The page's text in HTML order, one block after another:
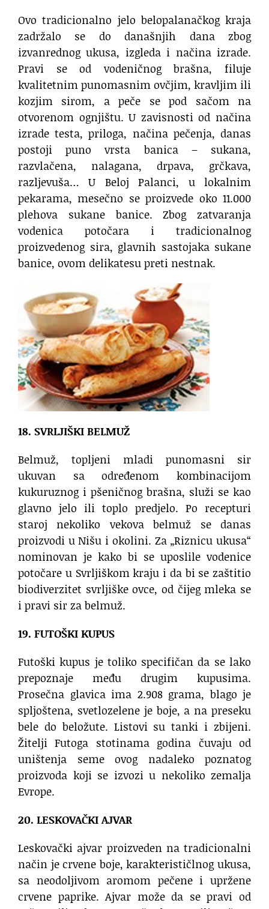
Ovo tradicionalno jelo belopalanačkog kraja
zadržalo se do današnjih dana zbog
izvanrednog ukusa, izgleda i načina izrade.
Pravi se od vodeničnog brašna, filuje
kvalitetnim punomasnim ovčjim, kravljim ili
kozjim sirom, a peče se pod sačom na
otvorenom ognjištu. U zavisnosti od načina
izrade testa, priloga, načina pečenja, danas
postoji puno vrsta banica – sukana,
razvlačena, nalagana, drpava, grčkava,
razljevuša… U Beloj Palanci, u lokalnim
pekarama, mesečno se proizvede oko 11.000
plehova sukane banice. Zbog zatvaranja
vodenica potočara i tradicionalnog
proizvedenog sira, glavnih sastojaka sukane
banice, ovom delikatesu preti nestnak.
18. SVRLJIŠKI BELMUŽ
Belmuž, topljeni mladi punomasni sir
ukuvan sa određenom kombinacijom
kukuruznog i pšeničnog brašna, služi se kao
glavno jelo ili toplo predjelo. Po recepturi
staroj nekoliko vekova belmuž se danas
proizvodi u Nišu i okolini. Za „Riznicu ukusa“
nominovan je kako bi se uposlile vodenice
potočare u Svrljiškom kraju i da bi se zaštitio
biodiverzitet svrljiške ovce, od čijeg mleka se
i pravi sir za belmuž.
19. FUTOŠKI KUPUS
Futoški kupus je toliko specifičan da se lako
prepoznaje među drugim kupusima.
Prosečna glavica ima 2.908 grama, blago je
spljoštena, svetlozelene je boje, a na preseku
bele do beložute. Listovi su tanki i zbijeni.
Žitelji Futoga stotinama godina čuvaju od
uništenja seme ovog nadaleko poznatog
proizvoda koji se izvozi u nekoliko zemalja
Evrope.
20. LESKOVAČKI AJVAR
Leskovački ajvar proizveden na tradicionalni
način je crvene boje, karakterističlnog ukusa,
sa neodoljivom aromom pečene i upržene
crvene paprike. Ajvar može da se pravi od